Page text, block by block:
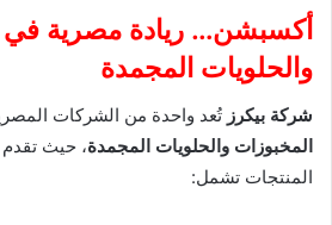
أكسبشن… ريادة مصرية في
والحلويات المجمدة
شركة بيكرز تُعد واحدة من الشركات
المخبوزات والحلويات المجمدة، حيث
المنتجات تشمل: